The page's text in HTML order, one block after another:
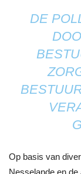
DE
Op basis van
Nesselande en